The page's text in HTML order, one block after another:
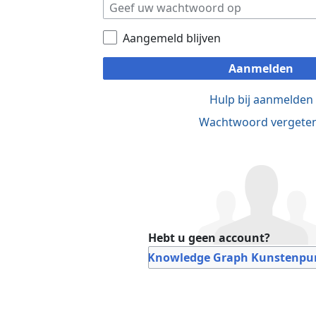
Aangemeld blijven
Aanmelden
Hulp bij aanmelden
Wachtwoord
Hebt u geen account?
Bij Knowledge Graph